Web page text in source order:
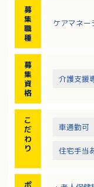
・病院受診
募
集
職
種
ケアマネー
募
集
資
格
介護支援
こ
だ
わ
り
車通勤可
住宅手当
ポ